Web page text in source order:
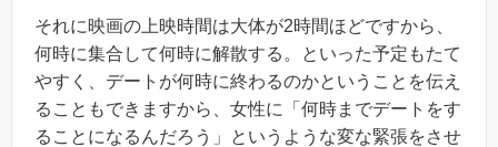
それに映画の上映時間は大体が2時間ほどですから、
何時に集合して何時に解散する。といった予定もたて
やすく、デートが何時に終わるのかということを伝え
ることもできますから、女性に「何時までデートをす
ることになるんだろう」というような変な緊張をさせ